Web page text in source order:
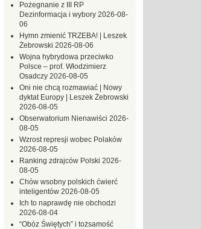
Pożegnanie z III RP
Dezinformacja i wybory 2026-08-
06
Hymn zmienić TRZEBA! | Leszek
Żebrowski 2026-08-06
Wojna hybrydowa przeciwko
Polsce – prof. Włodzimierz
Osadczy 2026-08-05
Oni nie chcą rozmawiać | Nowy
dyktat Europy | Leszek Żebrowski
2026-08-05
Obserwatorium Nienawiści 2026-
08-05
Wzrost represji wobec Polaków
2026-08-05
Ranking zdrajców Polski 2026-
08-05
Chów wsobny polskich ćwierć
inteligentów 2026-08-05
Ich to naprawdę nie obchodzi
2026-08-04
“Obóz Świętych” i tożsamość